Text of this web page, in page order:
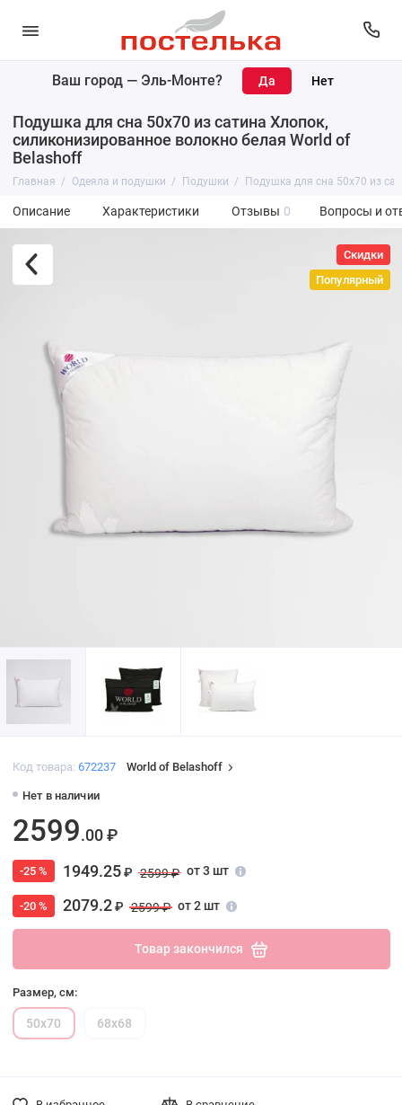
Ваш город — Эль-Монте?
Подушка для сна 50х70 из сатина Хлопок,
силиконизированное волокно белая World of
Belashoff
Главная Одеяла и подушки Подушки Подушка для сна 50х70 из
Описание Характеристики Отзывы 0 Вопросы и
Скидки
Популярный
Код товара: 672237 World of Belashoff
Нет в наличии
2599.00 ₽
-25 % 1949.25₽ 2599 ₽ от 3 шт
-20 % 2079.2₽ 2599 ₽ от 2 шт
Товар закончился
Размер, см:
50х70 68х68